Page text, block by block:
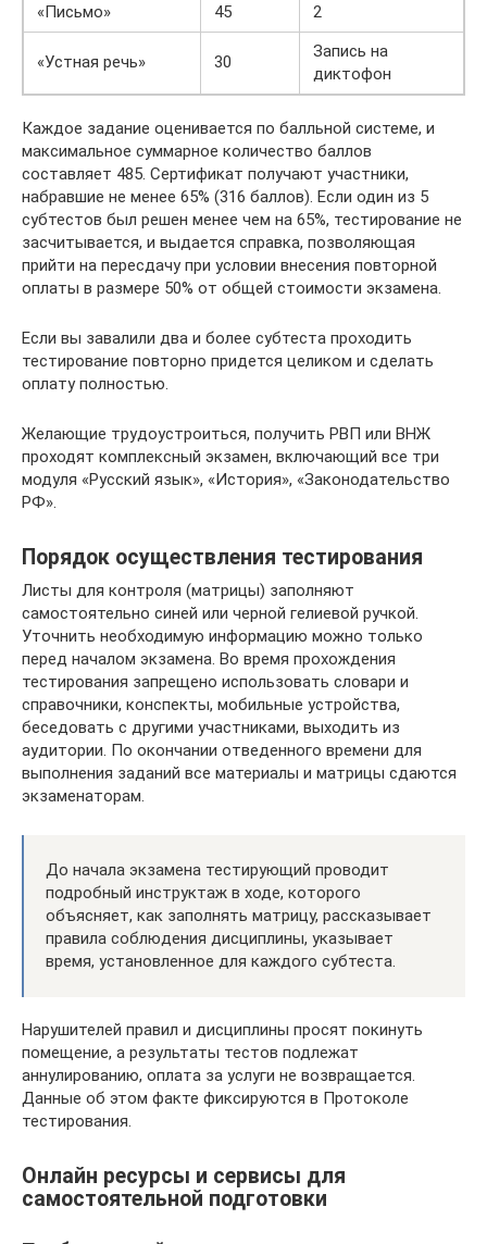
«Письмо»
45 2
«Устная речь» 30
Запись на
диктофон
Каждое задание оценивается по балльной системе, и
максимальное суммарное количество баллов
составляет 485. Сертификат получают участники,
набравшие не менее 65% (316 баллов). Если один из 5
субтестов был решен менее чем на 65%, тестирование не
засчитывается, и выдается справка, позволяющая
прийти на пересдачу при условии внесения повторной
оплаты в размере 50% от общей стоимости экзамена.
Если вы завалили два и более субтеста проходить
тестирование повторно придется целиком и сделать
оплату полностью.
Желающие трудоустроиться, получить РВП или ВНЖ
проходят комплексный экзамен, включающий все три
модуля «Русский язык», «История», «Законодательство
РФ».
Порядок осуществления тестирования
Листы для контроля (матрицы) заполняют
самостоятельно синей или черной гелиевой ручкой.
Уточнить необходимую информацию можно только
перед началом экзамена. Во время прохождения
тестирования запрещено использовать словари и
справочники, конспекты, мобильные устройства,
беседовать с другими участниками, выходить из
аудитории. По окончании отведенного времени для
выполнения заданий все материалы и матрицы сдаются
экзаменаторам.
До начала экзамена тестирующий проводит
подробный инструктаж в ходе, которого
объясняет, как заполнять матрицу, рассказывает
правила соблюдения дисциплины, указывает
время, установленное для каждого субтеста.
Нарушителей правил и дисциплины просят покинуть
помещение, а результаты тестов подлежат
аннулированию, оплата за услуги не возвращается.
Данные об этом факте фиксируются в Протоколе
тестирования.
Онлайн ресурсы и сервисы для
самостоятельной подготовки